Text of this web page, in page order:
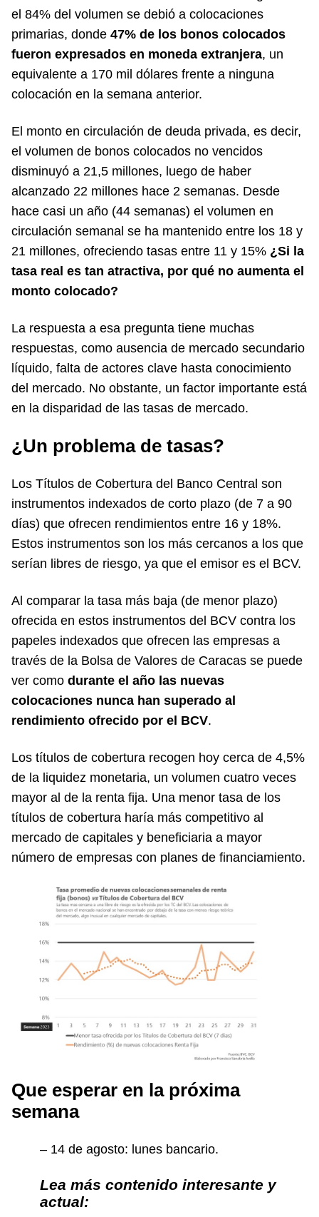
el 84% del volumen se debió a colocaciones
primarias, donde 47% de los bonos colocados
fueron expresados en moneda extranjera, un
equivalente a 170 mil dólares frente a ninguna
colocación en la semana anterior.
El monto en circulación de deuda privada, es decir,
el volumen de bonos colocados no vencidos
disminuyó a 21,5 millones, luego de haber
alcanzado 22 millones hace 2 semanas. Desde
hace casi un año (44 semanas) el volumen en
circulación semanal se ha mantenido entre los 18 y
21 millones, ofreciendo tasas entre 11 y 15% ¿Si la
tasa real es tan atractiva, por qué no aumenta el
monto colocado?
La respuesta a esa pregunta tiene muchas
respuestas, como ausencia de mercado secundario
líquido, falta de actores clave hasta conocimiento
del mercado. No obstante, un factor importante está
en la disparidad de las tasas de mercado.
¿Un problema de tasas?
Los Títulos de Cobertura del Banco Central son
instrumentos indexados de corto plazo (de 7 a 90
días) que ofrecen rendimientos entre 16 y 18%.
Estos instrumentos son los más cercanos a los que
serían libres de riesgo, ya que el emisor es el BCV.
Al comparar la tasa más baja (de menor plazo)
ofrecida en estos instrumentos del BCV contra los
papeles indexados que ofrecen las empresas a
través de la Bolsa de Valores de Caracas se puede
ver como durante el año las nuevas
colocaciones nunca han superado al
rendimiento ofrecido por el BCV.
Los títulos de cobertura recogen hoy cerca de 4,5%
de la liquidez monetaria, un volumen cuatro veces
mayor al de la renta fija. Una menor tasa de los
títulos de cobertura haría más competitivo al
mercado de capitales y beneficiaria a mayor
número de empresas con planes de financiamiento.
Que esperar en la próxima
semana
– 14 de agosto: lunes bancario.
Lea más contenido interesante y
actual: